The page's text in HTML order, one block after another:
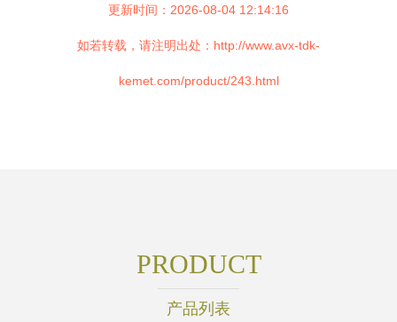
更新时间：2026-08-04 12:14:16
如若转载，请注明出处：http://www.avx-tdk-
kemet.com/product/243.html
PRODUCT
产品列表